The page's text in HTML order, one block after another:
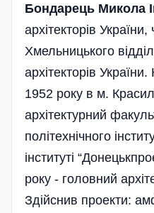
Бондарець Микола
архітекторів
Хмельницького
архітекторів
1952 року в м.
архітектурний
політехнічного
інституті
року - головний
Здійснив проекти: